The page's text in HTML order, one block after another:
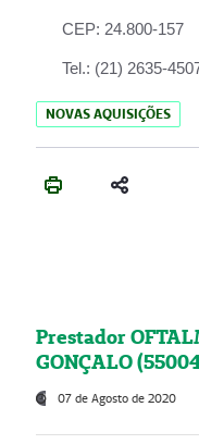
CEP: 24.800-157
Tel.: (21) 2635-
NOVAS AQUISIÇÕES
Prestador
GONÇALO
07 de Agosto de 2020